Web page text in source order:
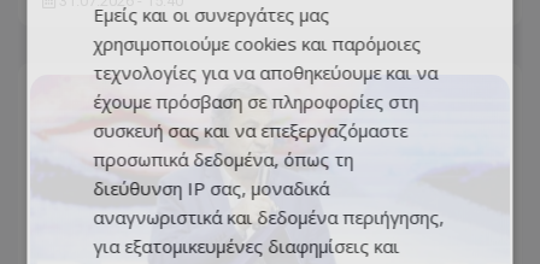
Εμείς και οι συνεργάτες μας
χρησιμοποιούμε cookies και παρόμοιες
τεχνολογίες για να αποθηκεύουμε και να
έχουμε πρόσβαση σε πληροφορίες στη
συσκευή σας και να επεξεργαζόμαστε
προσωπικά δεδομένα, όπως τη
διεύθυνση IP σας, μοναδικά
αναγνωριστικά και δεδομένα περιήγησης,
για εξατομικευμένες διαφημίσεις και